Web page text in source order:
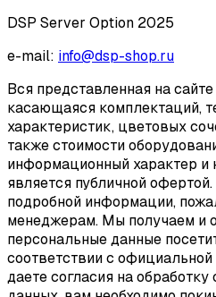
DSP Server Option 2025
e-mail: info@dsp-shop.ru
Вся представленная на
касающаяся комплектаций,
характеристик, цветовых
также стоимости
информационный характер и
является публичной
подробной информации,
менеджерам. Мы получаем и
персональные данные
соответствии с
даете согласия на